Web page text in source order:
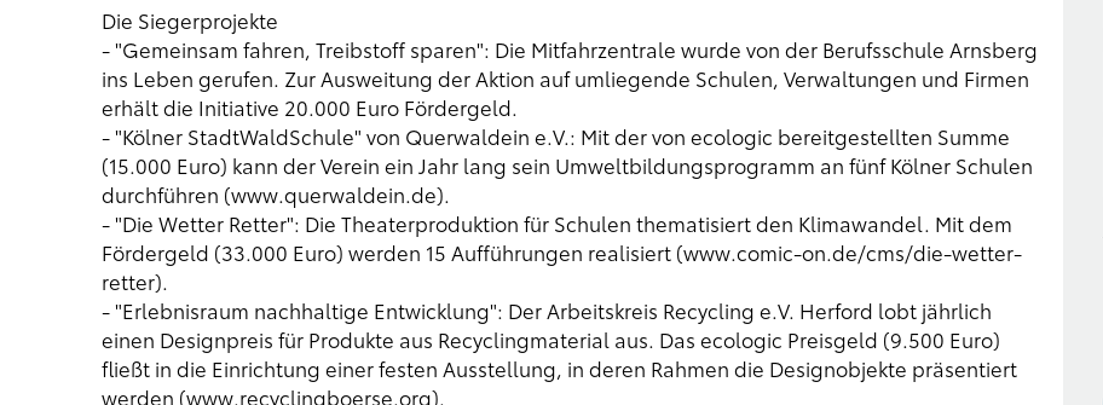
Die Siegerprojekte
- "Gemeinsam fahren, Treibstoff sparen": Die Mitfahrzentrale wurde von der Berufsschule Arnsberg
ins Leben gerufen. Zur Ausweitung der Aktion auf umliegende Schulen, Verwaltungen und Firmen
erhält die Initiative 20.000 Euro Fördergeld.
- "Kölner StadtWaldSchule" von Querwaldein e.V.: Mit der von ecologic bereitgestellten Summe
(15.000 Euro) kann der Verein ein Jahr lang sein Umweltbildungsprogramm an fünf Kölner Schulen
durchführen (www.querwaldein.de).
- "Die Wetter Retter": Die Theaterproduktion für Schulen thematisiert den Klimawandel. Mit dem
Fördergeld (33.000 Euro) werden 15 Aufführungen realisiert (www.comic-on.de/cms/die-wetter-
retter).
- "Erlebnisraum nachhaltige Entwicklung": Der Arbeitskreis Recycling e.V. Herford lobt jährlich
einen Designpreis für Produkte aus Recyclingmaterial aus. Das ecologic Preisgeld (9.500 Euro)
fließt in die Einrichtung einer festen Ausstellung, in deren Rahmen die Designobjekte präsentiert
werden (www.recyclingboerse.org).